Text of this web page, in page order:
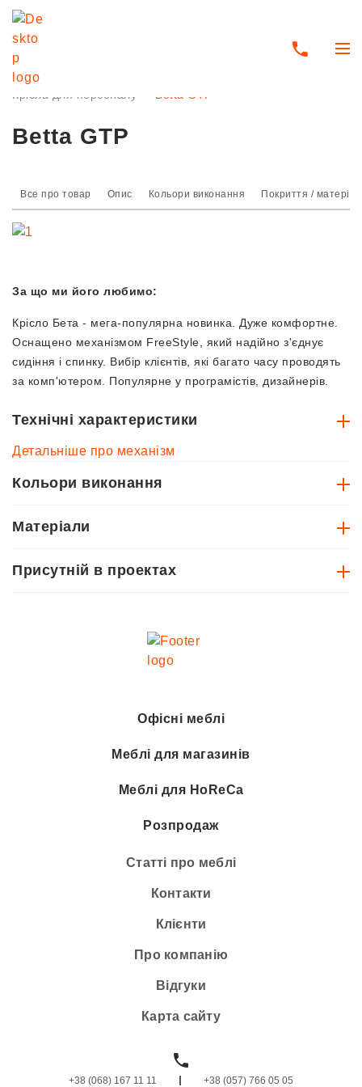
Головна
Крісла для персоналу
Betta GTP
Betta GTP
Все про товар Опис Кольори виконання Покриття /
За що ми його любимо:
Крісло Бета - мега-популярна новинка. Дуже комфортне.
Оснащено механізмом FreeStyle, який надійно з'єднує
сидіння і спинку. Вибір клієнтів, які багато часу проводять
за комп'ютером. Популярне у програмістів, дизайнерів.
Технічні характеристики
Детальніше про механізм
Кольори виконання
Матеріали
Присутній в проектах
Офісні меблі
Меблі для магазинів
Меблі для HoReCa
Розпродаж
Статті про меблі
Контакти
Клієнти
Про компанію
Відгуки
Карта сайту
+38 (068) 167 11 11 +38 (057) 766 05 05